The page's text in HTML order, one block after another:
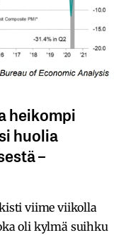
heikompi
huolia
–
viime viikolla
oli kylmä suihku